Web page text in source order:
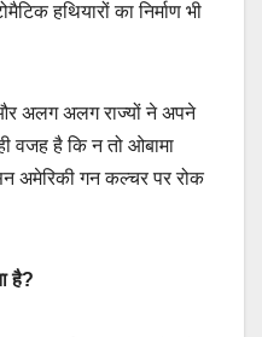
हथियारों का निर्माण भी
अलग अलग राज्यों ने अपने
वजह है कि न तो ओबामा
अमेरिकी गन कल्चर पर रोक
है?